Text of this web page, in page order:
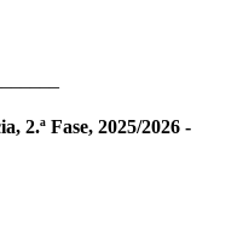
2.ª Fase, 2025/2026 -